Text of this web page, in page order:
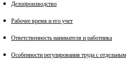
Делопроизводство
Рабочее время и его учет
Ответственность нанимателя и работника
Особенности регулирования труда с